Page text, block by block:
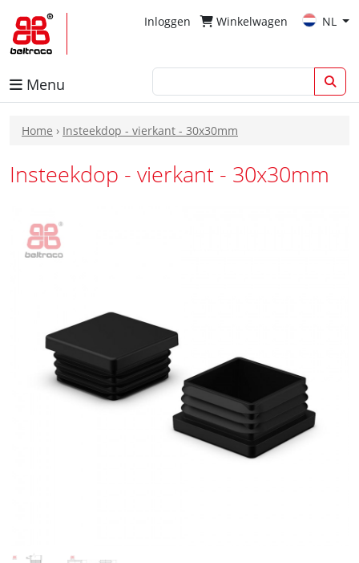
Inloggen Winkelwagen NL
Menu
Home › Insteekdop - vierkant - 30x30mm
Insteekdop - vierkant - 30x30mm